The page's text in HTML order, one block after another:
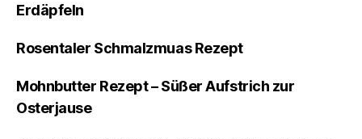
Erdäpfeln
Rosentaler Schmalzmuas Rezept
Mohnbutter Rezept – Süßer Aufstrich zur
Osterjause